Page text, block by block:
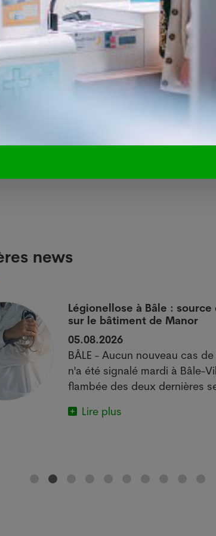
santé helvétique. Celle-ci est cependant obtenue à un
brut (PIB) pour la santé, alors que la moyenne des 34
dit rien de très spectaculaire mais c'est un bon guide et
santé publique (OFSP), devant les médias.
sur notre système de santé nous confirme que
poursuivre nos réformes et les mener à terme. En résumé
news
Légionellose à Bâle :
sur le bâtiment de Manor
05.08.2026
BÂLE - Aucun nouveau cas
n'a été signalé mardi à Bâle-
flambée des deux dernières
Lire plus